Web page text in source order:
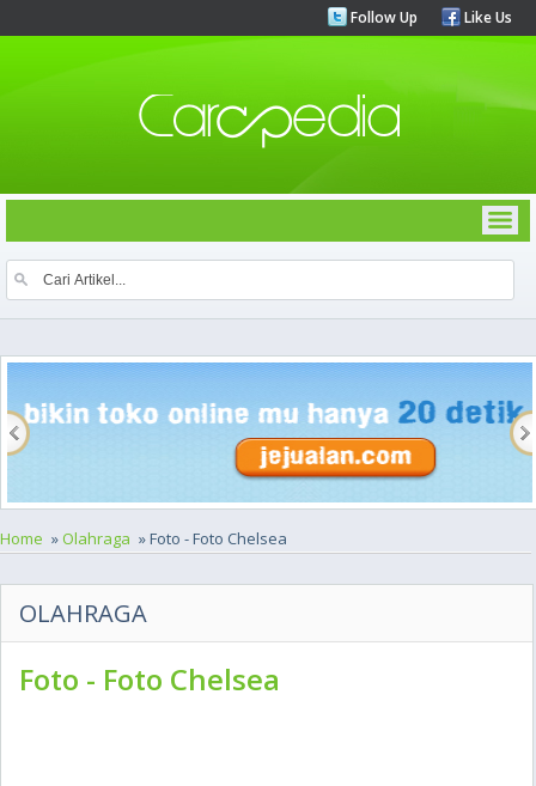
Follow Up Like Us
Home » Olahraga » Foto - Foto Chelsea
OLAHRAGA
Foto - Foto Chelsea